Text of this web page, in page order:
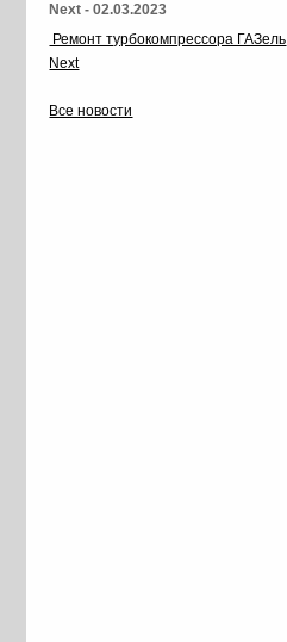
Next - 02.03.2023
Ремонт турбокомпрессора ГАЗель
Next
Все новости